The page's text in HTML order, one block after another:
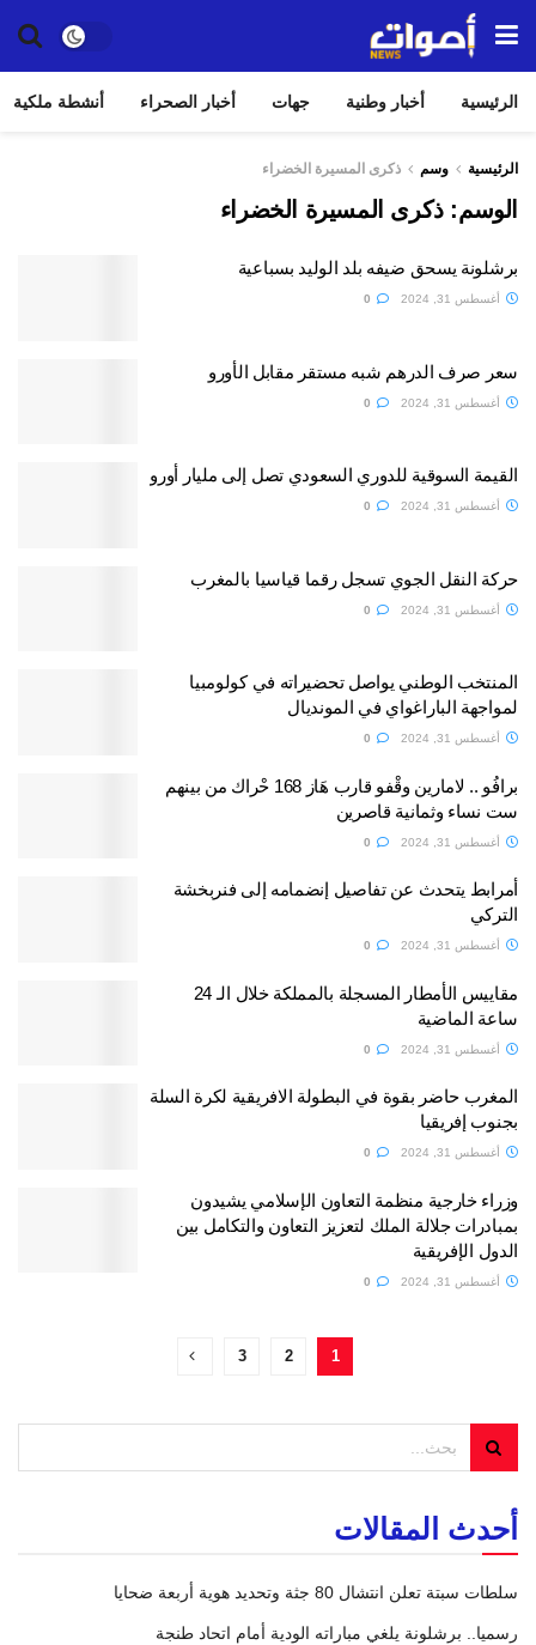
الرئيسية أخبار وطنية جهات أخبار الصحراء أنشطة ملكية
الرئيسية وسم ذكرى المسيرة الخضراء
الوسم:ذكرى المسيرة الخضراء
برشلونة يسحق ضيفه بلد الوليد بسباعية
أغسطس 31, 2024
سعر صرف الدرهم شبه مستقر مقابل الأورو
أغسطس 31, 2024
القيمة السوقية للدوري السعودي تصل إلى مليار أورو
أغسطس 31, 2024
حركة النقل الجوي تسجل رقما قياسيا بالمغرب
أغسطس 31, 2024
المنتخب الوطني يواصل تحضيراته في كولومبيا
لمواجهة الباراغواي في المونديال
أغسطس 31, 2024
برافُو .. لامارين وقْفو قارب هَاز 168 حْراك من بينهم
ست نساء وثمانية قاصرين
أغسطس 31, 2024
أمرابط يتحدث عن تفاصيل إنضمامه إلى فنربخشة
التركي
أغسطس 31, 2024
مقاييس الأمطار المسجلة بالمملكة خلال الـ 24
ساعة الماضية
أغسطس 31, 2024
المغرب حاضر بقوة في البطولة الافريقية لكرة السلة
بجنوب إفريقيا
أغسطس 31, 2024
وزراء خارجية منظمة التعاون الإسلامي يشيدون
بمبادرات جلالة الملك لتعزيز التعاون والتكامل بين
الدول الإفريقية
أغسطس 31, 2024
1
2
3
أحدث المقالات
سلطات سبتة تعلن انتشال 80 جثة وتحديد هوية أربعة ضحايا
رسميا.. برشلونة يلغي مباراته الودية أمام اتحاد طنجة